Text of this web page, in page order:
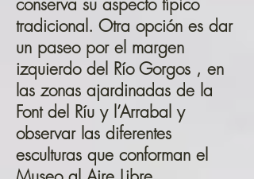
conserva su aspecto típico
tradicional. Otra opción es dar
un paseo por el margen
izquierdo del Río Gorgos , en
las zonas ajardinadas de la
Font del Ríu y l’Arrabal y
observar las diferentes
esculturas que conforman el